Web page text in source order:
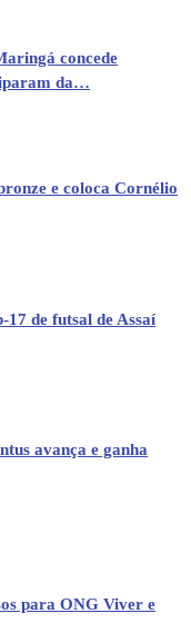
concede
da…
e coloca Cornélio
17 de futsal de Assaí
avança e ganha
para ONG Viver e